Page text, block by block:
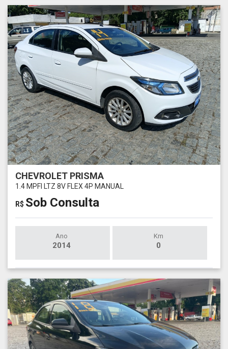
CHEVROLET PRISMA
1.4 MPFI LTZ 8V FLEX 4P MANUAL
R$ Sob Consulta
Ano
2014
Km
0